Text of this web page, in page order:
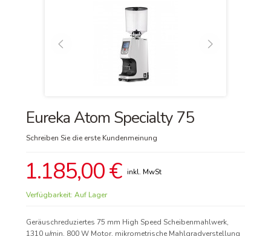
Eureka Atom Specialty 75
Schreiben Sie die erste Kundenmeinung
1.185,00 €
Verfügbarkeit: Auf Lager
Geräuschreduziertes 75 mm High Speed Scheibenmahlwerk,
1310 u/min, 800 W Motor, mikrometrische Mahlgradverstellung